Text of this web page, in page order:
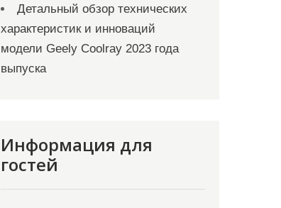
Детальный обзор технических
характеристик и инноваций
модели Geely Coolray 2023 года
выпуска
Информация для
гостей